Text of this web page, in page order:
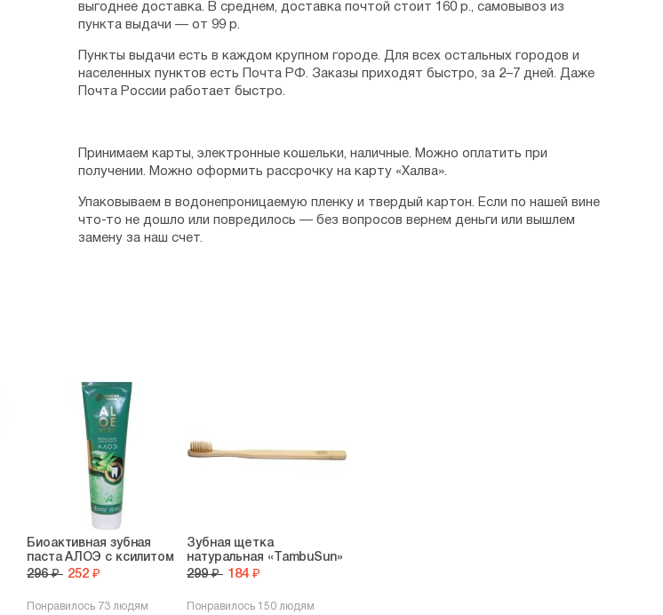
выгоднее доставка. В среднем, доставка почтой стоит 160 р., самовывоз из
пункта выдачи — от 99 р.
Пункты выдачи есть в каждом крупном городе. Для всех остальных городов и
населенных пунктов есть Почта РФ. Заказы приходят быстро, за 2–7 дней. Даже
Почта России работает быстро.
Принимаем карты, электронные кошельки, наличные. Можно оплатить при
получении. Можно оформить рассрочку на карту «Халва».
Упаковываем в водонепроницаемую пленку и твердый картон. Если по нашей вине
что-то не дошло или повредилось — без вопросов вернем деньги или вышлем
замену за наш счет.
Биоактивная зубная
паста АЛОЭ с ксилитом
296 ₽ 252 ₽
Понравилось 73 людям
Зубная щетка
натуральная «TambuSun»
299 ₽ 184 ₽
Понравилось 150 людям